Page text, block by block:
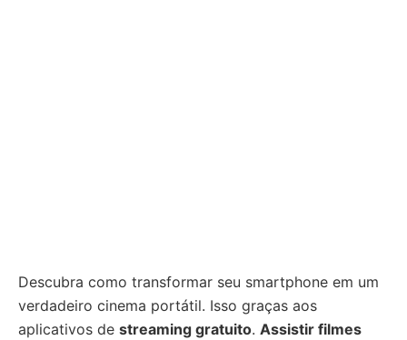
Descubra como transformar seu smartphone em um
verdadeiro cinema portátil. Isso graças aos
aplicativos de streaming gratuito. Assistir filmes